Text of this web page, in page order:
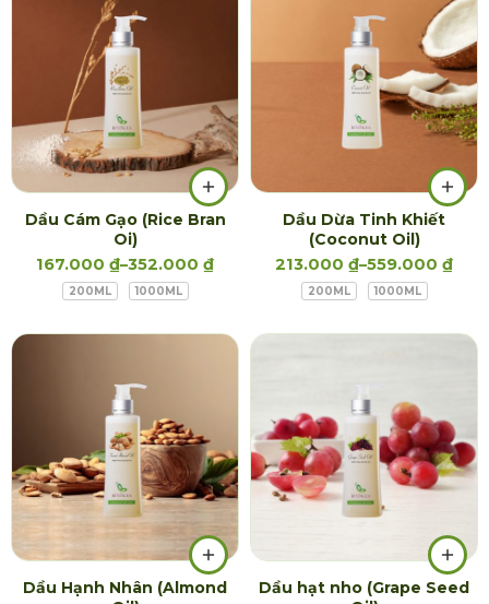
Dầu Cám Gạo (Rice Bran
Oi)
167.000 ₫–352.000 ₫
200ML 1000ML
Dầu Dừa Tinh Khiết
(Coconut Oil)
213.000 ₫–559.000 ₫
200ML 1000ML
Dầu Hạnh Nhân (Almond
Dầu hạt nho (Grape Seed